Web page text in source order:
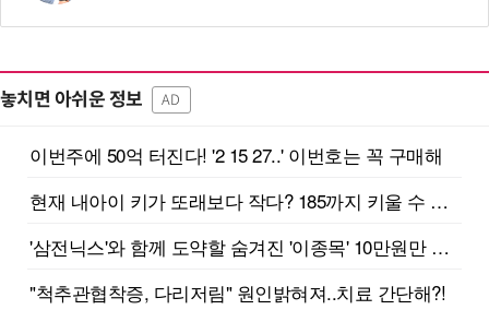
놓치면 아쉬운 정보 AD